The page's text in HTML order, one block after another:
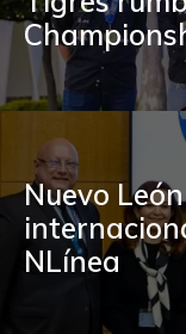
Nuevo
NLínea